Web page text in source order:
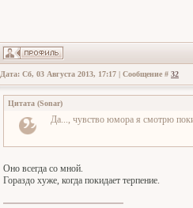
Дата: Сб, 03 Августа 2013, 17:17 | Сообщение # 32
Цитата (Sonar)
Да..., чувство юмора я смотрю
Оно всегда со мной.
Гораздо хуже, когда покидает терпение.